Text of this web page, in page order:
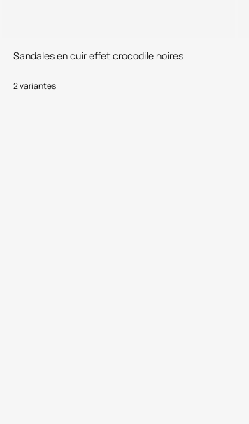
Sandales en cuir effet crocodile noires
2 variantes